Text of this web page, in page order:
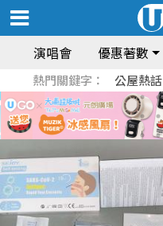
演唱會 優惠著數
熱門關鍵字： 公屋熱話